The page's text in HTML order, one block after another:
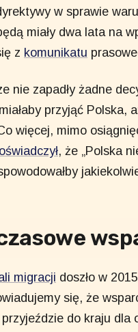
w sprawie
miały dwa lata na
z komunikatu
nie zapadły żadne
przyjąć Polska,
więcej, mimo
oświadczył, że „Polska
migracji doszło w
się, że
do kraju dla